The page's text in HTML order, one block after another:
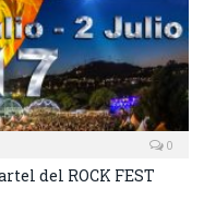
0
del ROCK FEST